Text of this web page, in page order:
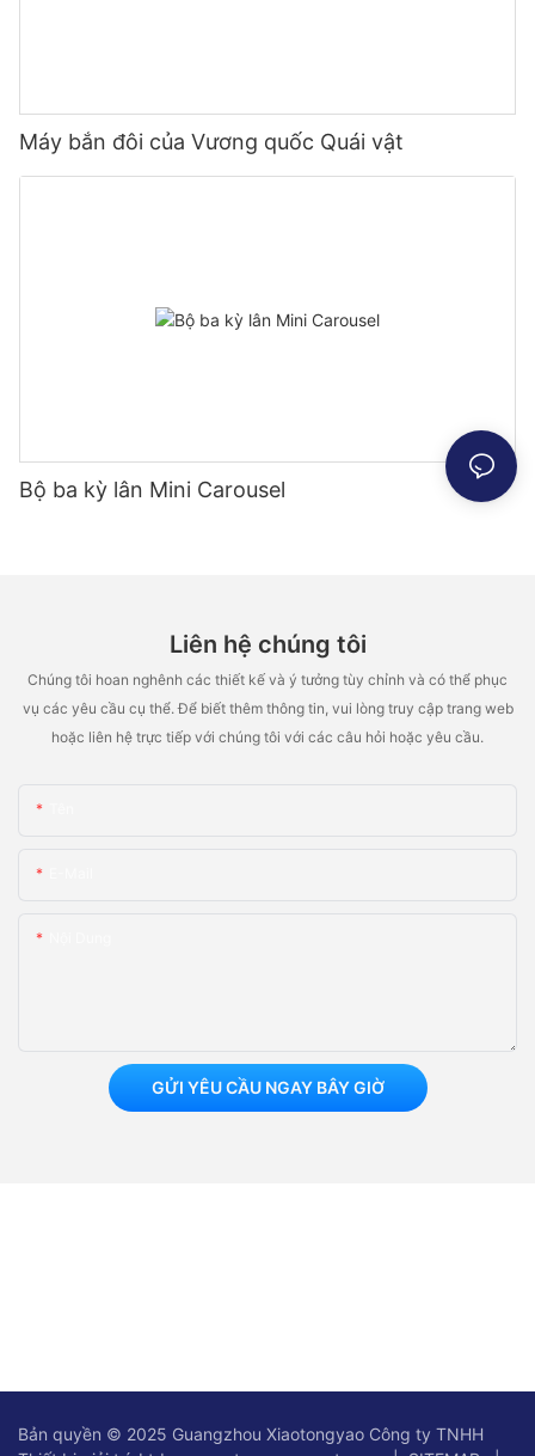
Máy bắn đôi của Vương quốc Quái vật
Bộ ba kỳ lân Mini Carousel
Liên hệ chúng tôi
Chúng tôi hoan nghênh các thiết kế và ý tưởng tùy chỉnh và có thể phục
vụ các yêu cầu cụ thể. Để biết thêm thông tin, vui lòng truy cập trang web
hoặc liên hệ trực tiếp với chúng tôi với các câu hỏi hoặc yêu cầu.
GỬI YÊU CẦU NGAY BÂY GIỜ
Bản quyền © 2025 Guangzhou Xiaotongyao Công ty TNHH